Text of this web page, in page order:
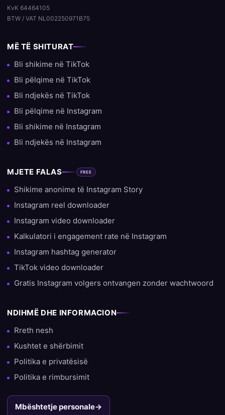
KvK 64464105
BTW / VAT NL002250971B75
MË TË SHITURAT
Bli shikime në TikTok
Bli pëlqime në TikTok
Bli ndjekës në TikTok
Bli pëlqime në Instagram
Bli shikime në Instagram
Bli ndjekës në Instagram
MJETE FALAS FREE
Shikime anonime të Instagram Story
Instagram reel downloader
Instagram video downloader
Kalkulatori i engagement rate në Instagram
Instagram hashtag generator
TikTok video downloader
Gratis Instagram volgers ontvangen zonder wachtwoord
NDIHMË DHE INFORMACION
Rreth nesh
Kushtet e shërbimit
Politika e privatësisë
Politika e rimbursimit
Mbështetje personale→